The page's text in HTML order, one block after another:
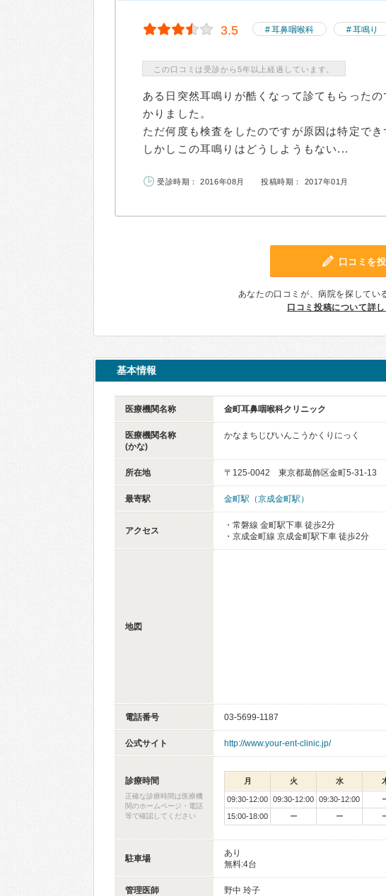
3.5 耳鼻咽喉科 耳鳴り
この口コミは受診から5年以上経過しています。
ある日突然耳鳴りが酷くなって診てもらった
かりました。
ただ何度も検査をしたのですが原因は特定で
しかしこの耳鳴りはどうしようもない...
受診時期： 2016年08月 投稿時期： 2017年01月
口コミを
あなたの口コミが、病院を探してい
口コミ投稿について詳
基本情報
医療機関名称 金町耳鼻咽喉科クリニック
医療機関名称
(かな)
かなまちじびいんこうかくりにっく
所在地 〒125-0042 東京都葛飾区金町5-31-13
最寄駅 金町駅（京成金町駅）
アクセス
・常磐線 金町駅下車 徒歩2分
・京成金町線 京成金町駅下車 徒歩2分
地図
電話番号 03-5699-1187
公式サイト http://www.your-ent-clinic.jp/
診療時間
正確な診療時間は医療機
関のホームページ・電話
等で確認してください
月 火 水
09:30-12:00 09:30-12:00 09:30-12:00
15:00-18:00
ー ー
駐車場
あり
無料:4台
管理医師 野中 玲子